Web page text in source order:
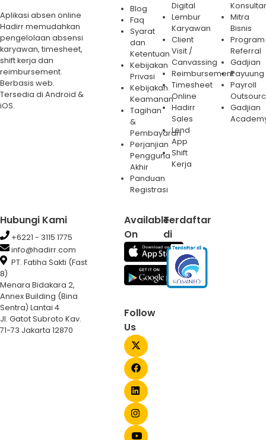
Aplikasi absen online
Hadirr memudahkan
pengelolaan absensi
karyawan, timesheet,
shift kerja dan
reimbursement.
Berbasis web.
Tersedia di Android &
iOS.
Blog
Faq
Syarat
dan
Ketentuan
Kebijakan
Privasi
Kebijakan
Keamanan
Tagihan
&
Pembayaran
Perjanjian
Pengguna
Akhir
Panduan
Registrasi
Digital
Lembur
Karyawan
Client
Visit /
Canvassing
Reimbursement
Timesheet
Online
Hadirr
Sales
Lend
App
Shift
Kerja
Mitra
Bisnis
Program
Referral
Gadjian
Payuung
Payroll
Gadjian
Hubungi Kami
+6221 - 3115 1775
info@hadirr.com
PT. Fatiha Sakti (Fast
8)
Menara Bidakara 2,
Annex Building (Bina
Sentra) Lantai 4
Jl. Gatot Subroto Kav.
71-73 Jakarta 12870
Available
On
Follow
Us
Terdaftar
di